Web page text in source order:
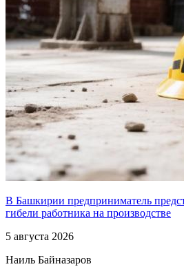
В Башкирии предприниматель
гибели работника на производстве
5 августа 2026
Наиль Байназаров